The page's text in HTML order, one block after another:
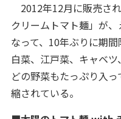
2012年12月に販売さ
クリームトマト麺」が
なって、10年ぶりに期
白菜、江戸菜、キャベ
どの野菜もたっぷり入
縮されている。